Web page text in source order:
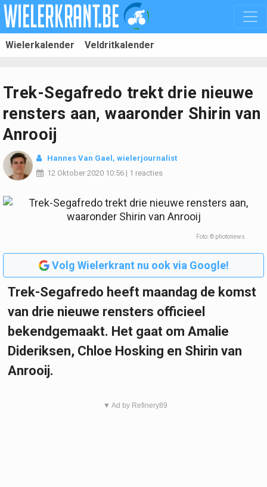
Wielerkalender Veldritkalender
Trek-Segafredo trekt drie nieuwe
rensters aan, waaronder Shirin van
Anrooij
Hannes Van Gael, wielerjournalist
12 Oktober 2020 10:56 | 1 reacties
Foto: © photonews
Volg Wielerkrant nu ook via Google!
Trek-Segafredo heeft maandag de komst
van drie nieuwe rensters officieel
bekendgemaakt. Het gaat om Amalie
Dideriksen, Chloe Hosking en Shirin van
Anrooij.
▼ Ad by Refinery89